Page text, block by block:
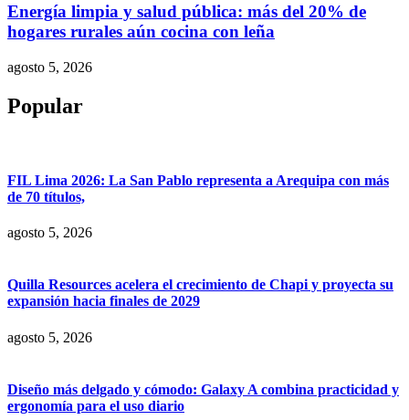
Energía limpia y salud pública: más del 20% de
hogares rurales aún cocina con leña
agosto 5, 2026
Popular
FIL Lima 2026: La San Pablo representa a Arequipa con más
de 70 títulos,
agosto 5, 2026
Quilla Resources acelera el crecimiento de Chapi y proyecta su
expansión hacia finales de 2029
agosto 5, 2026
Diseño más delgado y cómodo: Galaxy A combina practicidad y
ergonomía para el uso diario